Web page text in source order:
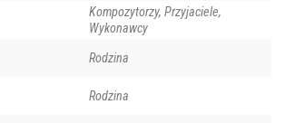
Kompozytorzy, Przyjaciele,
Wykonawcy
Rodzina
Rodzina